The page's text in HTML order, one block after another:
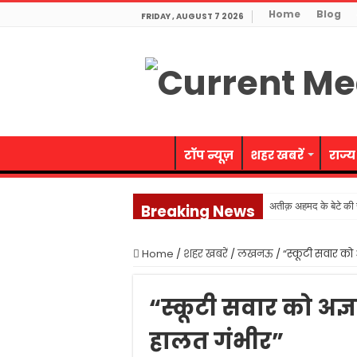
FRIDAY , AUGUST 7 2026 Home Blog
टॉप न्यूज़ शहर खबरें
Breaking News अतीक़ अहमद के बेटे की
नवाबाद पुलिस ने लूट
60 वर्ष से अधिक आयु की
प्रदेश का राजकोषीय
Home / शहर खबरें /लखनऊ /“स्कूटी सवार को
“स्कूटी सवार को
हालत गंभीर”